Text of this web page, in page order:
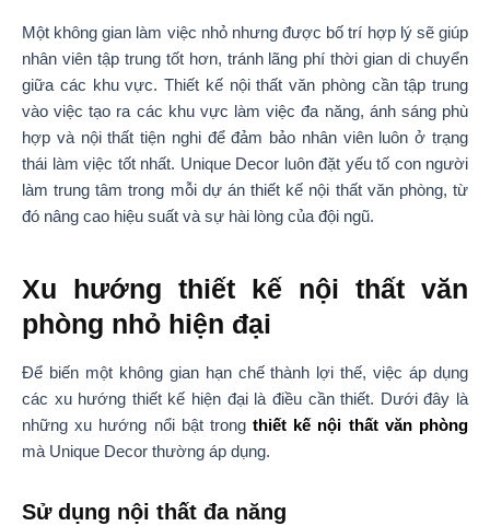
Một không gian làm việc nhỏ nhưng được bố trí hợp lý sẽ giúp
nhân viên tập trung tốt hơn, tránh lãng phí thời gian di chuyển
giữa các khu vực. Thiết kế nội thất văn phòng cần tập trung
vào việc tạo ra các khu vực làm việc đa năng, ánh sáng phù
hợp và nội thất tiện nghi để đảm bảo nhân viên luôn ở trạng
thái làm việc tốt nhất. Unique Decor luôn đặt yếu tố con người
làm trung tâm trong mỗi dự án thiết kế nội thất văn phòng, từ
đó nâng cao hiệu suất và sự hài lòng của đội ngũ.
Xu hướng thiết kế nội thất văn
phòng nhỏ hiện đại
Để biến một không gian hạn chế thành lợi thế, việc áp dụng
các xu hướng thiết kế hiện đại là điều cần thiết. Dưới đây là
những xu hướng nổi bật trongthiết kế nội thất văn phòng
mà Unique Decor thường áp dụng.
Sử dụng nội thất đa năng